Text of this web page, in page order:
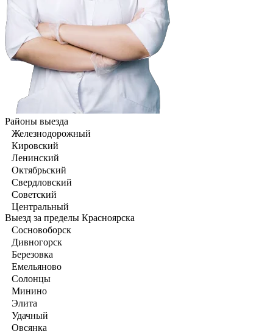
Районы выезда
Железнодорожный
Кировский
Ленинский
Октябрьский
Свердловский
Советский
Центральный
Выезд за пределы Красноярска
Сосновоборск
Дивногорск
Березовка
Емельяново
Солонцы
Минино
Элита
Удачный
Овсянка